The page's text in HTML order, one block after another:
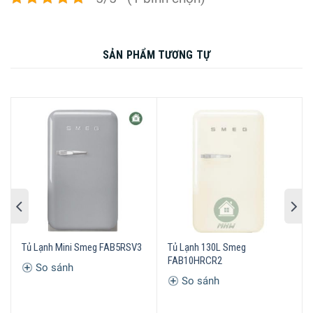
TỦ LẠNH 130L SMEG FAB10HRPK2
Tiêu biểu là TỦ LẠNH 130L SMEG FAB10HRPK2 – một
biểu tượng của sang trọng và tinh tế là đây.
( Minh Houseware ) sẽ
giới thiệu sản phẩm này đến Quý khách hàng nhé!
SẢN PHẨM TƯƠNG TỰ
Tủ Lạnh Mini Smeg FAB5RSV3
So sánh
Tủ Lạnh 130L Smeg
FAB10HRCR2
So sánh